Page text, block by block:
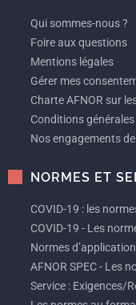
Qui sommes-nous ?
Foire aux questions
Mentions légales
Gérer mes
Charte AFNOR sur
Conditions
Nos engagements
NORMES ET
COVID-19 : les
COVID-19 - Les
Normes
AFNOR SPEC - Les
Service : Exigences/